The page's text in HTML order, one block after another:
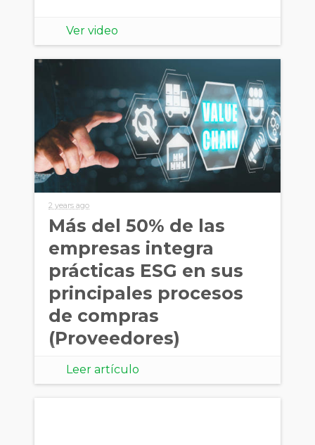
Ver video
2 years ago
Más del 50% de las
empresas integra
prácticas ESG en sus
principales procesos
de compras
(Proveedores)
Leer artículo